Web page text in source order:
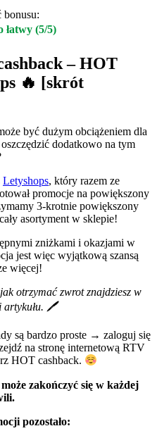
bonusu:
łatwy (5/5)
– HOT
🔥 [skrót
być dużym obciążeniem dla
dodatkowo na tym
Letyshops, który razem ze
promocje na powiększony
3-krotnie powiększony
asortyment w sklepie!
zniżkami i okazjami w
jest więc wyjątkową szansą
więcej!
otrzymać zwrot znajdziesz w
artykułu. 🖊
są bardzo proste → zaloguj się
na stronę internetową RTV
HOT cashback.
zakończyć się w każdej
pozostało: